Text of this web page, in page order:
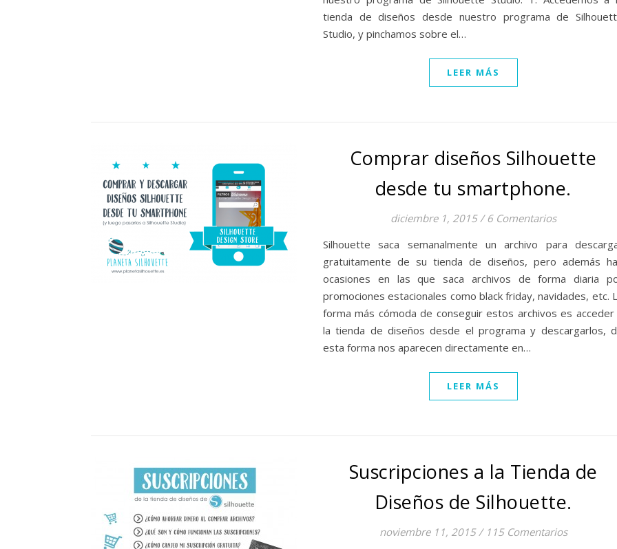
tienda de diseños desde nuestro programa de
Studio, y pinchamos sobre el…
LEER MÁS
Comprar diseños Silhouette
desde tu smartphone.
diciembre 1, 2015 / 6 Comentarios
Silhouette saca semanalmente un archivo para
gratuitamente de su tienda de diseños, pero además
ocasiones en las que saca archivos de forma diaria
promociones estacionales como black friday, navidades, etc.
forma más cómoda de conseguir estos archivos es acceder
la tienda de diseños desde el programa y descargarlos,
esta forma nos aparecen directamente en…
LEER MÁS
Suscripciones a la Tienda de
Diseños de Silhouette.
noviembre 11, 2015 / 115 Comentarios